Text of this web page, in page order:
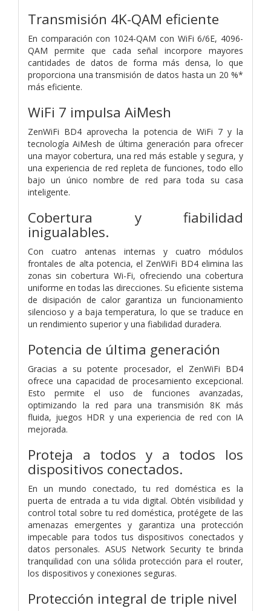
Transmisión 4K-QAM eficiente
En comparación con 1024-QAM con WiFi 6/6E, 4096-
QAM permite que cada señal incorpore mayores
cantidades de datos de forma más densa, lo que
proporciona una transmisión de datos hasta un 20 %*
más eficiente.
WiFi 7 impulsa AiMesh
ZenWiFi BD4 aprovecha la potencia de WiFi 7 y la
tecnología AiMesh de última generación para ofrecer
una mayor cobertura, una red más estable y segura, y
una experiencia de red repleta de funciones, todo ello
bajo un único nombre de red para toda su casa
inteligente.
Cobertura y fiabilidad
inigualables.
Con cuatro antenas internas y cuatro módulos
frontales de alta potencia, el ZenWiFi BD4 elimina las
zonas sin cobertura Wi-Fi, ofreciendo una cobertura
uniforme en todas las direcciones. Su eficiente sistema
de disipación de calor garantiza un funcionamiento
silencioso y a baja temperatura, lo que se traduce en
un rendimiento superior y una fiabilidad duradera.
Potencia de última generación
Gracias a su potente procesador, el ZenWiFi BD4
ofrece una capacidad de procesamiento excepcional.
Esto permite el uso de funciones avanzadas,
optimizando la red para una transmisión 8K más
fluida, juegos HDR y una experiencia de red con IA
mejorada.
Proteja a todos y a todos los
dispositivos conectados.
En un mundo conectado, tu red doméstica es la
puerta de entrada a tu vida digital. Obtén visibilidad y
control total sobre tu red doméstica, protégete de las
amenazas emergentes y garantiza una protección
impecable para todos tus dispositivos conectados y
datos personales. ASUS Network Security te brinda
tranquilidad con una sólida protección para el router,
los dispositivos y conexiones seguras.
Protección integral de triple nivel